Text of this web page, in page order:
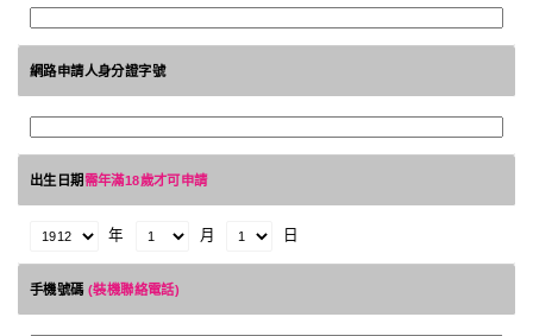
網路申請人身分證字號
出生日期需年滿18歲才可申請
年 月 日
手機號碼 (裝機聯絡電話)